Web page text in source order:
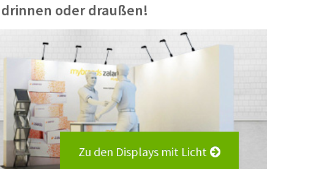
oder draußen!
Zu den Displays mit Licht